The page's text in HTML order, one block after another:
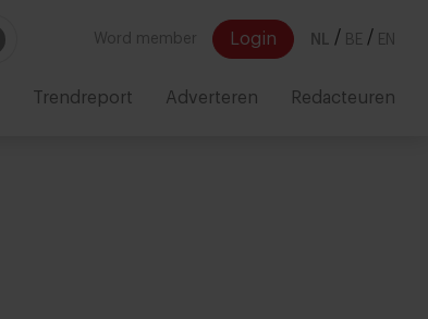
Word member Login NL / BE / EN
Trendreport Adverteren Redacteuren